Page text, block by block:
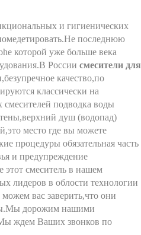
и гигиенических
последнюю
которой уже больше века
России смесители для
качество,по
классически на
смесителей подводка воды
душ (водопад)
место где вы можете
процедуры обязательная часть
и предупреждение
этот смеситель в нашем
лидеров в облости технологии
вас заверить,что они
дорожим нашими
ждем Ваших звонков по